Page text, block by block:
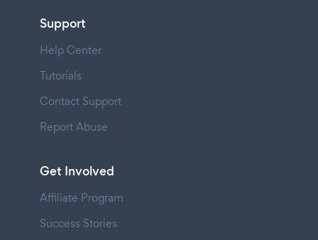
Support
Help Center
Tutorials
Contact Support
Report Abuse
Get Involved
Affiliate Program
Success Stories